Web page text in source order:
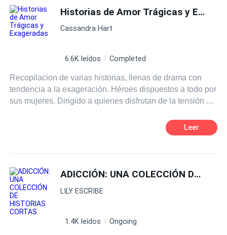
reconstituidas, hasta folladas en público, gangbangs y
dominación implacable, estas historias no se cortan un
pelo. Encontrarás chicas inocentes arruinadas, zorras
de rol sucios e incluso una muestra del calor entre
gráfica y descaradamente obscena, escrita con detalles
nítidos que te permiten ver, oír y sentir cada embestida,
cada bofetada y cada gemido. Ya sea siendo
desconocidos o castigada hasta suplicar por más, esta
colección está diseñada para llevar tu imaginación al
Triángulo Amoroso Relación en la Oficina Historias de Amor Trágicas y Exageradas
Cassandra Hart
6.6K leídos Completed
Recopilacion de varias historias, llenas de drama con
tendencia a la exageración. Héroes dispuestos a todo por
sus mujeres. Dirigido a quienes disfrutan de la tensión y
Leer
ADICCIÓN: UNA COLECCIÓN DE HISTORIAS CORTAS
LILY ESCRIBE
1.4K leídos Ongoing